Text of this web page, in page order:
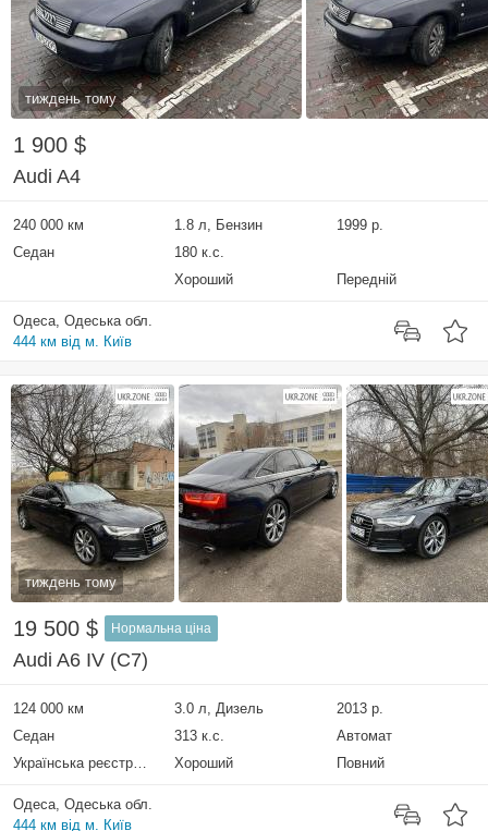
тиждень тому
1 900 $
Audi A4
240 000 км 1.8 л, Бензин
1999 р.
Седан
180 к.с.
Хороший
Передній
Одеса, Одеська обл.
444 км від м. Київ
тиждень тому
19 500 $ Нормальна ціна
Audi A6 IV (C7)
124 000 км 3.0 л, Дизель
2013 р.
Седан
313 к.с.
Автомат
Українська реєстрація
Хороший Повний
Одеса, Одеська обл.
444 км від м. Київ